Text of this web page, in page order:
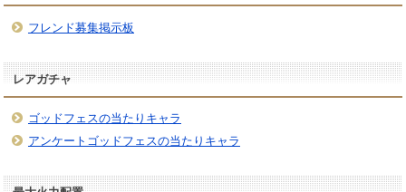
フレンド募集掲示板
レアガチャ
ゴッドフェスの当たりキャラ
アンケートゴッドフェスの当たりキャラ